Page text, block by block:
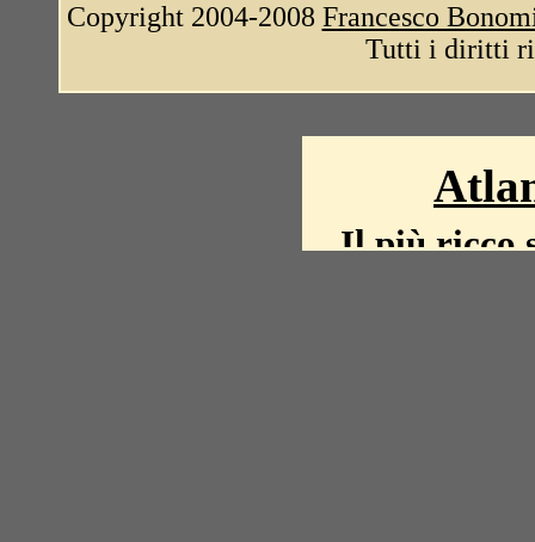
Copyright 2004-2008 Francesco
Tutti i diritti
Il più ricco